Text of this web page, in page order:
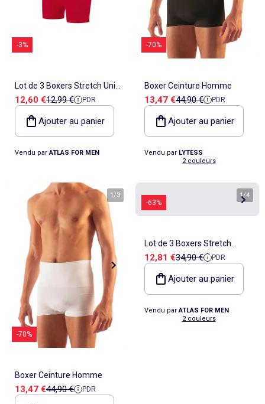
-3%
Lot de 3 Boxers Stretch Unis
- ATLAS FOR MEN
Prix de vente
12,60 €Prix de référence
12,99 € PDR
Ajouter au panier
Vendu parATLAS FOR MEN
-70%
Boxer Ceinture Homme
Prix de vente
13,47 €Prix de référence
44,90 € PDR
Ajouter au panier
Vendu par LYTESS
2 couleurs
-70%
1/3
Boxer Ceinture Homme
Prix de vente
13,47 €Prix de référence
44,90 € PDR
-63%
1/4
Lot de 3 Boxers Stretch
Confort - ATLAS FOR MEN
Prix de vente
12,81 €Prix de référence
34,90 € PDR
Ajouter au panier
Vendu parATLAS FOR MEN
2 couleurs